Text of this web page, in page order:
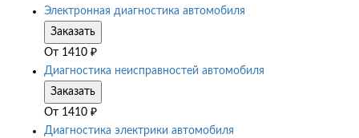
Электронная диагностика автомобиля
Заказать
От 1410 ₽
Диагностика неисправностей автомобиля
Заказать
От 1410 ₽
Диагностика электрики автомобиля